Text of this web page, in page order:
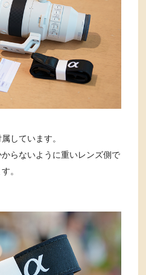
しています。
らないように重いレンズ側で
。